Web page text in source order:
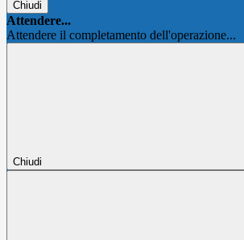
Chiudi
Attendere...
Attendere il completamento dell'operazione...
Chiudi